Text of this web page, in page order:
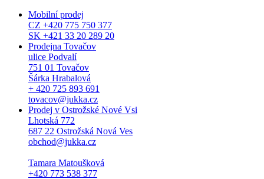
Mobilní prodej
CZ +420 775 750 377
SK +421 33 20 289 20
Prodejna Tovačov
ulice Podvalí
751 01 Tovačov
Šárka Hrabalová
+ 420 725 893 691
tovacov@jukka.cz
Prodej v Ostrožské Nové Vsi
Lhotská 772
687 22 Ostrožská Nová Ves
obchod@jukka.cz
Tamara Matoušková
+420 773 538 377